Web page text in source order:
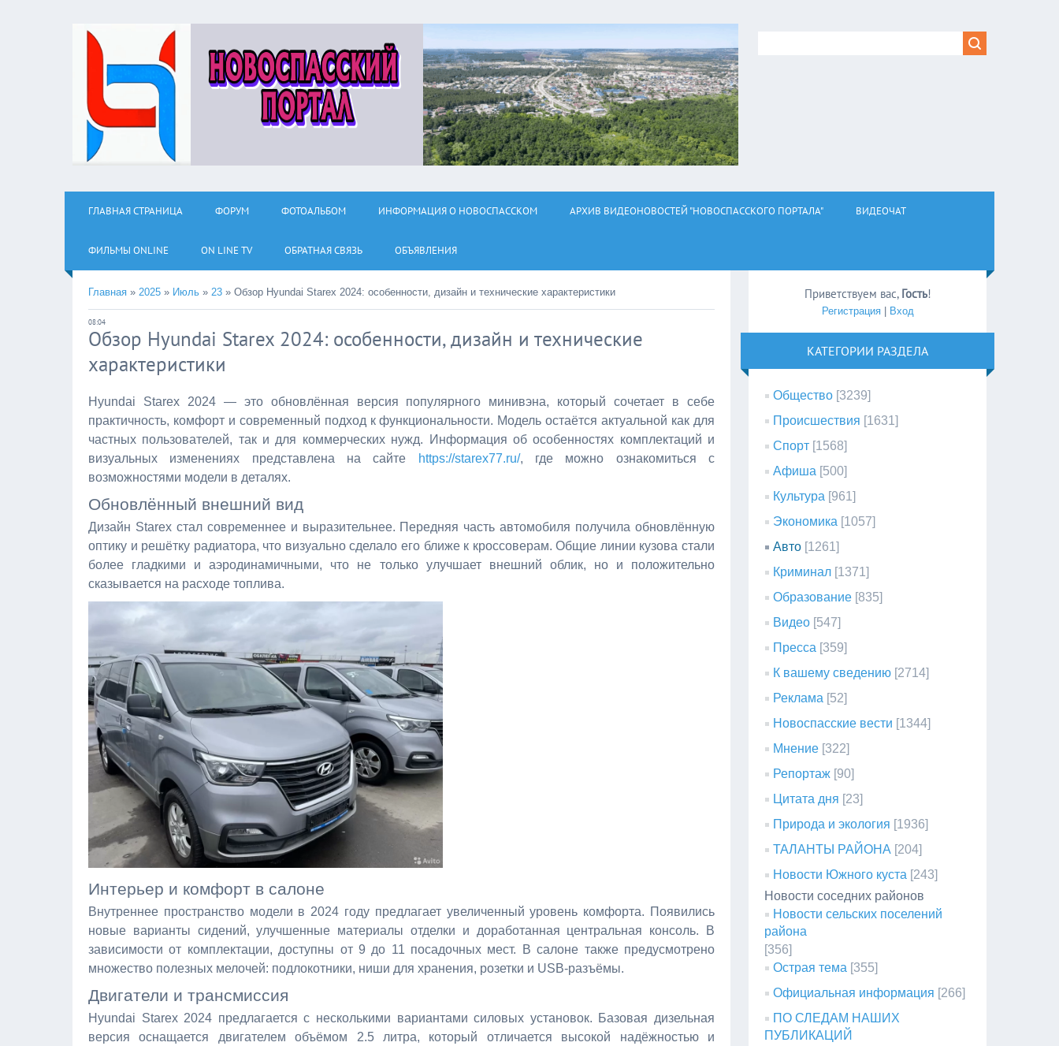
ГЛАВНАЯ СТРАНИЦА ФОРУМ ФОТОАЛЬБОМ ИНФОРМАЦИЯ О НОВОСПАССКОМ АРХИВ ВИДЕОНОВОСТЕЙ "НОВОСПАССКОГО ПОРТАЛА" ВИДЕОЧАТ
ФИЛЬМЫ ОNLINE ON LINE TV ОБРАТНАЯ СВЯЗЬ ОБЪЯВЛЕНИЯ
Главная » 2025 » Июль » 23 » Обзор Hyundai Starex 2024: особенности, дизайн и технические характеристики
08:04
Обзор Hyundai Starex 2024: особенности, дизайн и технические
характеристики
Hyundai Starex 2024 — это обновлённая версия популярного минивэна, который сочетает в себе
практичность, комфорт и современный подход к функциональности. Модель остаётся актуальной как для
частных пользователей, так и для коммерческих нужд. Информация об особенностях комплектаций и
визуальных изменениях представлена на сайте
https://starex77.ru/, где можно ознакомиться с
возможностями модели в деталях.
Обновлённый внешний вид
Дизайн Starex стал современнее и выразительнее. Передняя часть автомобиля получила обновлённую
оптику и решётку радиатора, что визуально сделало его ближе к кроссоверам. Общие линии кузова стали
более гладкими и аэродинамичными, что не только улучшает внешний облик, но и положительно
сказывается на расходе топлива.
Интерьер и комфорт в салоне
Внутреннее пространство модели в 2024 году предлагает увеличенный уровень комфорта. Появились
новые варианты сидений, улучшенные материалы отделки и доработанная центральная консоль. В
зависимости от комплектации, доступны от 9 до 11 посадочных мест. В салоне также предусмотрено
множество полезных мелочей: подлокотники, ниши для хранения, розетки и USB-разъёмы.
Двигатели и трансмиссия
Hyundai Starex 2024 предлагается с несколькими вариантами силовых установок. Базовая дизельная
версия оснащается двигателем объёмом 2.5 литра, который отличается высокой надёжностью и
Приветствуем вас, Гость!
Регистрация| Вход
КАТЕГОРИИ РАЗДЕЛА
Общество [3239]
Происшествия [1631]
Спорт [1568]
Афиша [500]
Культура [961]
Экономика [1057]
Авто [1261]
Криминал [1371]
Образование [835]
Видео [547]
Пресса [359]
К вашему сведению [2714]
Реклама [52]
Новоспасские вести [1344]
Мнение [322]
Репортаж [90]
Цитата дня [23]
Природа и экология [1936]
ТАЛАНТЫ РАЙОНА [204]
Новости Южного куста [243]
Новости соседних районов
Новости сельских поселений
района
[356]
Острая тема [355]
Официальная информация [266]
ПО СЛЕДАМ НАШИХ
ПУБЛИКАЦИЙ